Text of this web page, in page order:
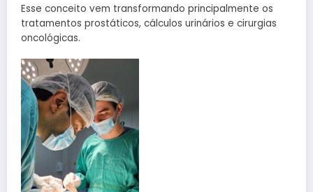
Esse conceito vem transformando principalmente os
tratamentos prostáticos, cálculos urinários e cirurgias
oncológicas.